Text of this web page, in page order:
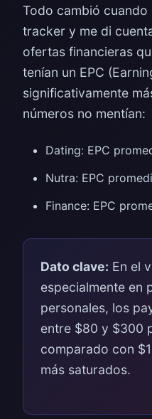
Todo cambió cuando
tracker y me di
ofertas financieras
tenían un EPC
significativamente
números no mentían:
Dating: EPC
Nutra: EPC
Finance: EPC
Dato clave: En el
especialmente en
personales, los
entre $80 y $300
comparado con
más saturados.